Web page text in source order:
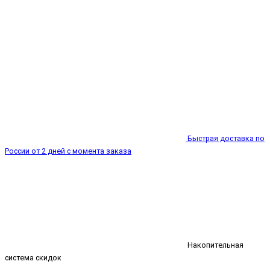
Быстрая доставка по
России от 2 дней с момента заказа
Накопительная
система скидок